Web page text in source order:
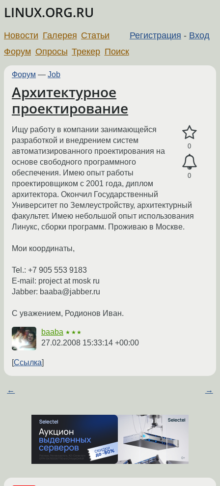
LINUX.ORG.RU
Регистрация - Вход
Новости Галерея Статьи
Форум Опросы Трекер Поиск
Форум — Job
Архитектурное
проектирование
0
0
Ищу работу в компании занимающейся
разработкой и внедрением систем
автоматизированного проектирования на
основе свободного программного
обеспечения. Имею опыт работы
проектировщиком с 2001 года, диплом
архитектора. Окончил Государственный
Университет по Землеустройству, архитектурный
факультет. Имею небольшой опыт использования
Линукс, сборки программ. Проживаю в Москве.
Мои координаты,
Tel.: +7 905 553 9183
E-mail: project at mosk ru
Jabber: baaba@jabber.ru
С уважением, Родионов Иван.
baaba ★★★
27.02.2008 15:33:14 +00:00
Ссылка
← →